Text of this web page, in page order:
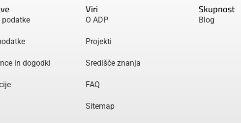
podatke
in dogodki
Viri
O ADP
Projekti
Središče znanja
FAQ
Sitemap
Skupnost
Blog